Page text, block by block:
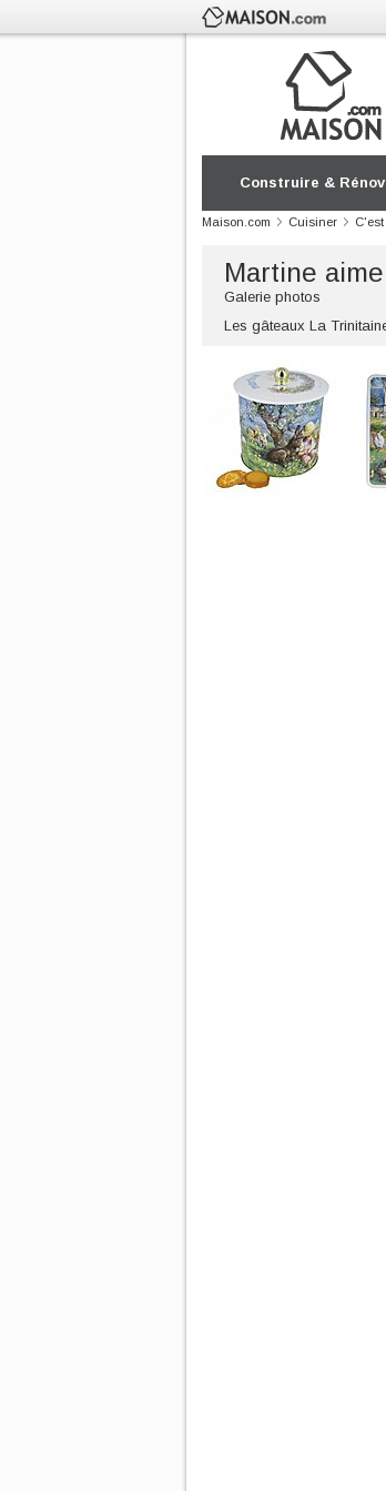
Construire &
Maison.com Cuisiner
Martine
Galerie photos
Les gâteaux La